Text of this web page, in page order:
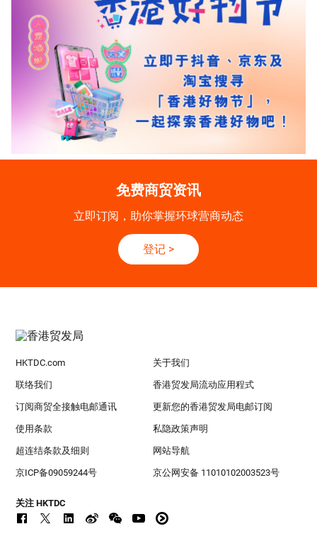
免费商贸资讯
立即订阅，助你掌握环球营商动态
登记 >
HKTDC.com 关于我们
联络我们 香港贸发局流动应用程式
订阅商贸全接触电邮通讯 更新您的香港贸发局电邮订阅
使用条款 私隐政策声明
超连结条款及细则 网站导航
京ICP备09059244号 京公网安备 11010102003523号
关注 HKTDC